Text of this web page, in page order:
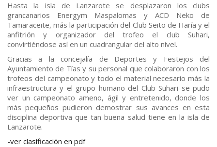
Hasta la isla de Lanzarote se desplazaron los clubs
grancanarios Energym Maspalomas y ACD Neko de
Tamaraceite, más la participación del Club Seito de Haría y el
anfitrión y organizador del trofeo el club Suhari,
convirtiéndose así en un cuadrangular del alto nivel.
Gracias a la concejalía de Deportes y Festejos del
Ayuntamiento de Tías y su personal que colaboraron con los
trofeos del campeonato y todo el material necesario más la
infraestructura y el grupo humano del Club Suhari se pudo
ver un campeonato ameno, ágil y entretenido, donde los
más pequeños pudieron demostrar sus avances en esta
disciplina deportiva que tan buena salud tiene en la isla de
Lanzarote.
-ver clasificación en pdf